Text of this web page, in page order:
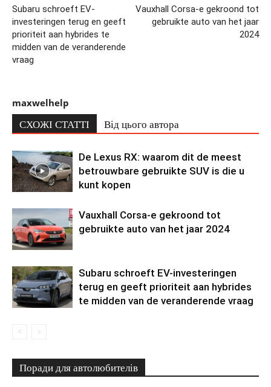
Subaru schroeft EV-
investeringen terug en geeft
prioriteit aan hybrides te
midden van de veranderende
vraag
Vauxhall Corsa-e gekroond tot
gebruikte auto van het jaar
2024
maxwelhelp
СХОЖІ СТАТТІ Від цього автора
De Lexus RX: waarom dit de meest
betrouwbare gebruikte SUV is die u
kunt kopen
Vauxhall Corsa-e gekroond tot
gebruikte auto van het jaar 2024
Subaru schroeft EV-investeringen
terug en geeft prioriteit aan hybrides
te midden van de veranderende vraag
Поради для автолюбителів